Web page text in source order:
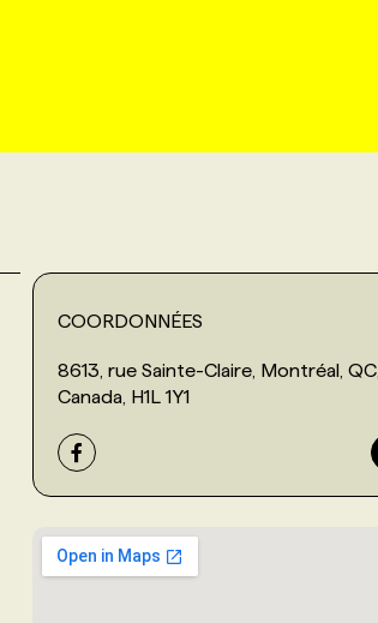
COORDONNÉES
8613, rue Sainte-Claire, Montréal, QC,
Canada, H1L 1Y1